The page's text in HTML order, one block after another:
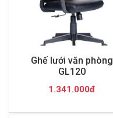
Ghế lưới văn phòng
GL120
1.341.000đ